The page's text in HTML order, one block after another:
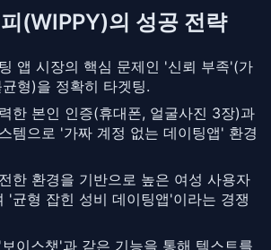
(WIPPY)의 성공 전략
앱 시장의 핵심 문제인 '신뢰 부족'(가
형)을 정확히 타겟팅.
한 본인 인증(휴대폰, 얼굴사진 3장)과
템으로 '가짜 계정 없는 데이팅앱' 환경
한 환경을 기반으로 높은 여성 사용자
'균형 잡힌 성비 데이팅앱'이라는 경쟁
'보이스챗'과 같은 기능을 통해 텍스트를